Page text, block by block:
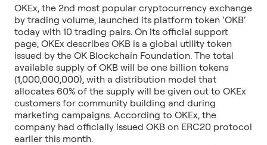
OKEx, the 2nd most popular cryptocurrency exchange
by trading volume, launched its platform token ‘OKB‘
today with 10 trading pairs. On its official support
page, OKEx describes OKB is a global utility token
issued by the OK Blockchain Foundation. The total
available supply of OKB will be one billion tokens
(1,000,000,000), with a distribution model that
allocates 60% of the supply will be given out to OKEx
customers for community building and during
marketing campaigns. According to OKEx, the
company had officially issued OKB on ERC20 protocol
earlier this month.